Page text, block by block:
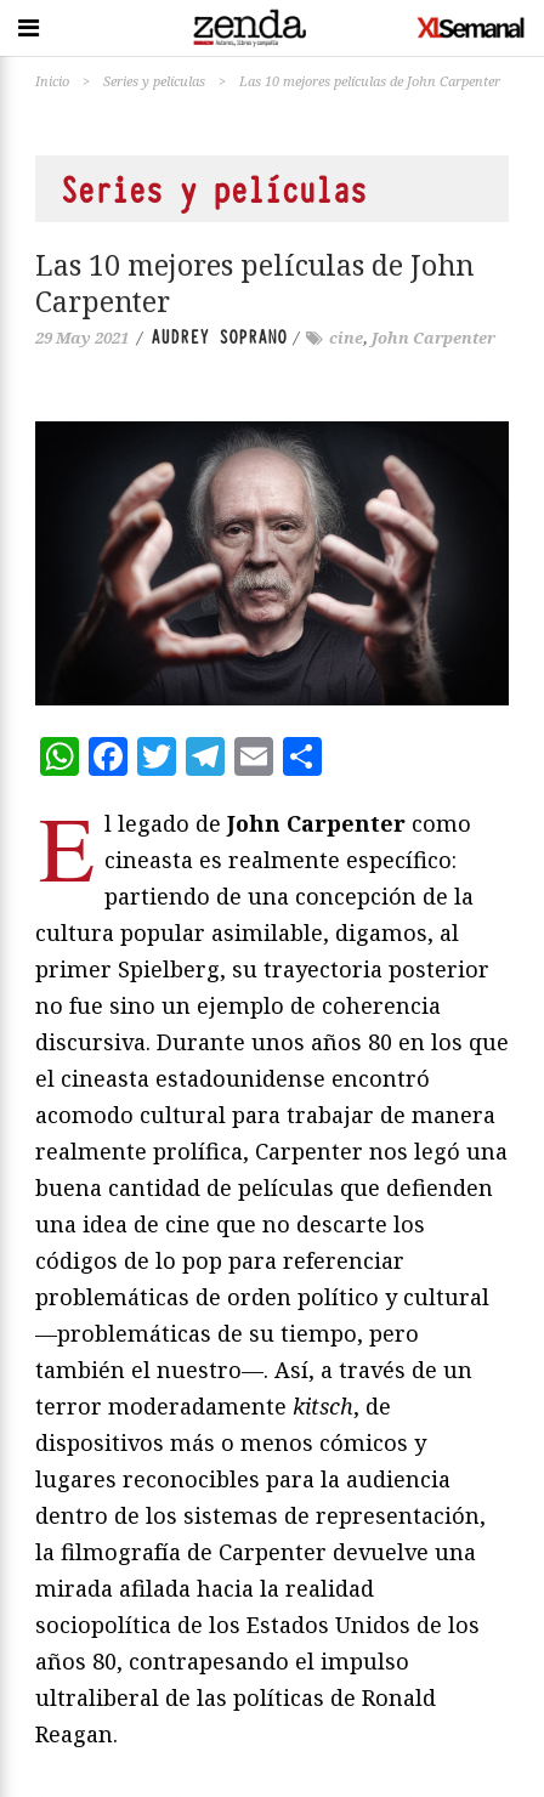
Inicio > Series y películas > Las 10 mejores películas de John Carpenter
Series y películas
Las 10 mejores películas de John
Carpenter
29 May 2021 / AUDREY SOPRANO / cine, John Carpenter
WhatsApp
Facebook
Twitter
Telegram
Email
E l legado de John Carpenter como
cineasta es realmente específico:
partiendo de una concepción de la
cultura popular asimilable, digamos, al
primer Spielberg, su trayectoria posterior
no fue sino un ejemplo de coherencia
discursiva. Durante unos años 80 en los que
el cineasta estadounidense encontró
acomodo cultural para trabajar de manera
realmente prolífica, Carpenter nos legó una
buena cantidad de películas que defienden
una idea de cine que no descarte los
códigos de lo pop para referenciar
problemáticas de orden político y cultural
—problemáticas de su tiempo, pero
también el nuestro—. Así, a través de un
terror moderadamente kitsch, de
dispositivos más o menos cómicos y
lugares reconocibles para la audiencia
dentro de los sistemas de representación,
la filmografía de Carpenter devuelve una
mirada afilada hacia la realidad
sociopolítica de los Estados Unidos de los
años 80, contrapesando el impulso
ultraliberal de las políticas de Ronald
Reagan.